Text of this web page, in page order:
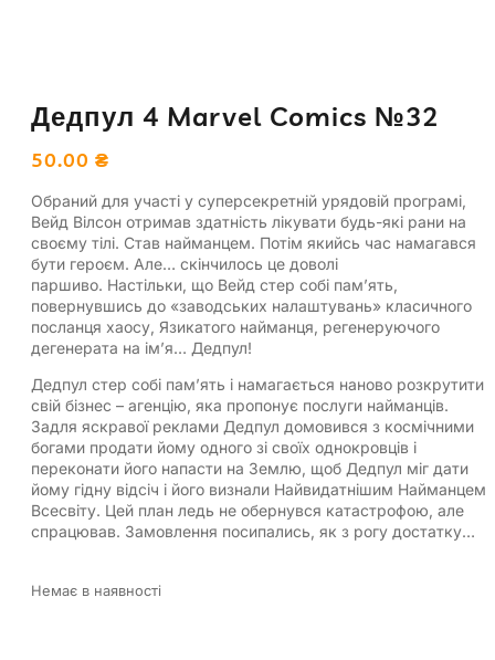
Дедпул 4 Marvel Comics №32
50.00 ₴
Обраний для участі у суперсекретній урядовій програмі,
Вейд Вілсон отримав здатність лікувати будь-які рани на
своєму тілі. Став найманцем. Потім якийсь час намагався
бути героєм. Але… скінчилось це доволі
паршиво. Настільки, що Вейд стер собі пам’ять,
повернувшись до «заводських налаштувань» класичного
посланця хаосу, Язикатого найманця, регенеруючого
дегенерата на ім’я… Дедпул!
Дедпул стер собі пам’ять і намагається наново розкрутити
свій бізнес – агенцію, яка пропонує послуги найманців.
Задля яскравої реклами Дедпул домовився з космічними
богами продати йому одного зі своїх однокровців і
переконати його напасти на Землю, щоб Дедпул міг дати
йому гідну відсіч і його визнали Найвидатнішим Найманцем
Всесвіту. Цей план ледь не обернувся катастрофою, але
спрацював. Замовлення посипались, як з рогу достатку…
Немає в наявності